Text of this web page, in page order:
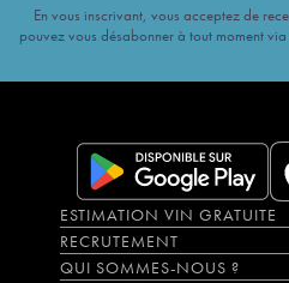
En vous inscrivant, vous acceptez de
pouvez vous désabonner à tout moment
ESTIMATION VIN GRATUITE
RECRUTEMENT
QUI SOMMES-NOUS ?